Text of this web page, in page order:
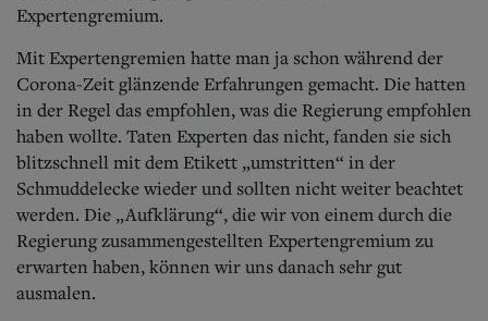
Expertengremium.
Mit Expertengremien hatte man ja schon während der
Corona-Zeit glänzende Erfahrungen gemacht. Die hatten
in der Regel das empfohlen, was die Regierung empfohlen
haben wollte. Taten Experten das nicht, fanden sie sich
blitzschnell mit dem Etikett „umstritten“ in der
Schmuddelecke wieder und sollten nicht weiter beachtet
werden. Die „Aufklärung“, die wir von einem durch die
Regierung zusammengestellten Expertengremium zu
erwarten haben, können wir uns danach sehr gut
ausmalen.